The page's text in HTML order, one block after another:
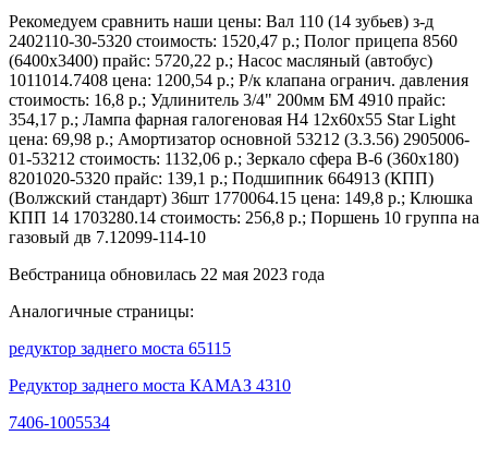
Рекомедуем сравнить наши цены: Вал 110 (14 зубьев) з-д
2402110-30-5320 стоимость: 1520,47 р.; Полог прицепа 8560
(6400х3400) прайс: 5720,22 р.; Насос масляный (автобус)
1011014.7408 цена: 1200,54 р.; Р/к клапана огранич. давления
стоимость: 16,8 р.; Удлинитель 3/4" 200мм БМ 4910 прайс:
354,17 р.; Лампа фарная галогеновая Н4 12х60х55 Star Light
цена: 69,98 р.; Амортизатор основной 53212 (3.3.56) 2905006-
01-53212 стоимость: 1132,06 р.; Зеркало сфера В-6 (360х180)
8201020-5320 прайс: 139,1 р.; Подшипник 664913 (КПП)
(Волжский стандарт) 36шт 1770064.15 цена: 149,8 р.; Клюшка
КПП 14 1703280.14 стоимость: 256,8 р.; Поршень 10 группа на
газовый дв 7.12099-114-10
Вебстраница обновилась 22 мая 2023 года
Аналогичные страницы:
редуктор заднего моста 65115
Редуктор заднего моста КАМАЗ 4310
7406-1005534